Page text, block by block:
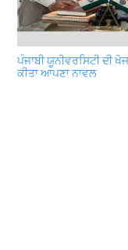
ਪੰਜਾਬੀ ਯੂਨੀਵਰਸਿਟੀ ਦੀ
ਕੀਤਾ ਆਪਣਾ ਨਾਵਲ